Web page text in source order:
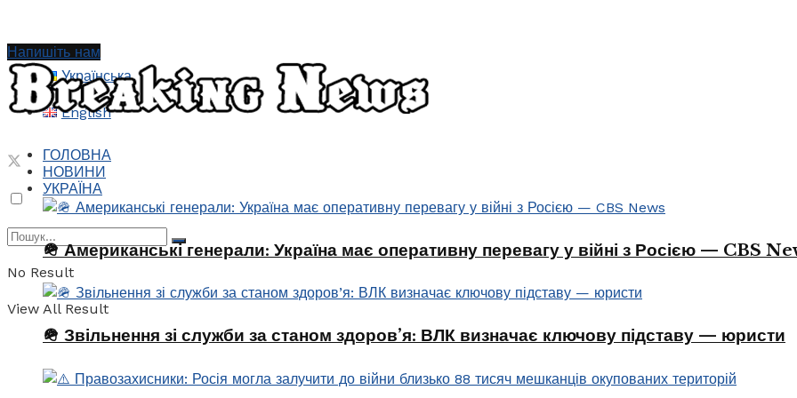
Українська
English
No Result
View All Result
Напишіть нам
ГОЛОВНА
НОВИНИ
УКРАЇНА
🪖 Американські генерали: Україна має оперативну перевагу у війні з Росією — CBS
🪖 Звільнення зі служби за станом здоров’я: ВЛК визначає ключову підставу — юристи